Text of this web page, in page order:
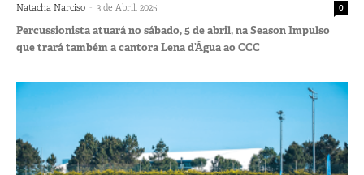
Natacha Narciso - 3 de Abril, 2025 0
Percussionista atuará no sábado, 5 de abril, na Season Impulso
que trará também a cantora Lena d’Água ao CCC